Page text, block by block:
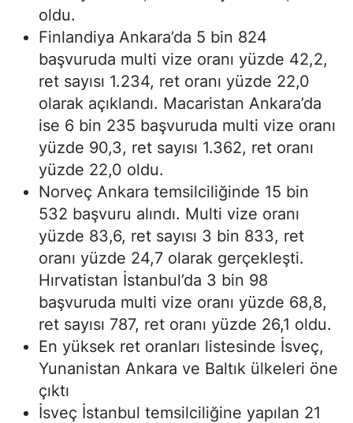
oldu.
Finlandiya Ankara’da 5 bin 824
başvuruda multi vize oranı yüzde 42,2,
ret sayısı 1.234, ret oranı yüzde 22,0
olarak açıklandı. Macaristan Ankara’da
ise 6 bin 235 başvuruda multi vize oranı
yüzde 90,3, ret sayısı 1.362, ret oranı
yüzde 22,0 oldu.
Norveç Ankara temsilciliğinde 15 bin
532 başvuru alındı. Multi vize oranı
yüzde 83,6, ret sayısı 3 bin 833, ret
oranı yüzde 24,7 olarak gerçekleşti.
Hırvatistan İstanbul’da 3 bin 98
başvuruda multi vize oranı yüzde 68,8,
ret sayısı 787, ret oranı yüzde 26,1 oldu.
En yüksek ret oranları listesinde İsveç,
Yunanistan Ankara ve Baltık ülkeleri öne
çıktı
İsveç İstanbul temsilciliğine yapılan 21